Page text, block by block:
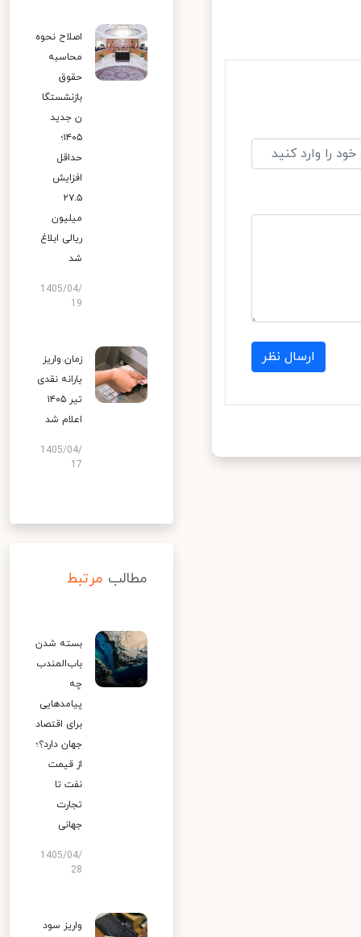
ارسال نظر
اصلاح نحوه
محاسبه
حقوق
بازنشستگا
ن جدید
۱۴۰۵؛
حداقل
افزایش
۲۷.۵
میلیون
ریالی ابلاغ
شد
1405/04/
19
زمان واریز
یارانه نقدی
تیر ۱۴۰۵
اعلام شد
1405/04/
17
مطالب مرتبط
بسته شدن
باب‌المندب
چه
پیامدهایی
برای اقتصاد
جهان دارد؟؛
از قیمت
نفت تا
تجارت
جهانی
1405/04/
28
واریز سود